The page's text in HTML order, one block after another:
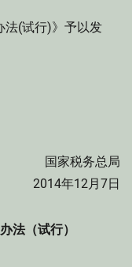
法(试行)》予以发
国家税务总局
2014年12月7日
法（试行）